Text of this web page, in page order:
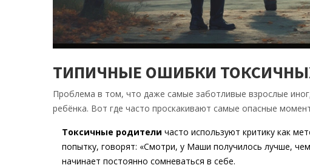
ТИПИЧНЫЕ ОШИБКИ
Проблема в том, что даже самые заботливые взрослые
ребёнка. Вот где часто проскакивают самые опасные
Токсичные родители часто используют критику как
попытку, говорят: «Смотри, у Маши получилось лучше,
начинает постоянно сомневаться в себе.